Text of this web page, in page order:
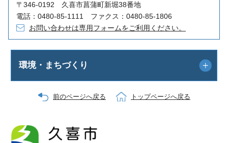
〒346-0192 久喜市菖蒲町新堀38番地
電話：0480-85-1111 ファクス：0480-85-1806
お問い合わせは専用フォームをご利用ください。
環境・まちづくり
前のページへ戻る トップページへ戻る